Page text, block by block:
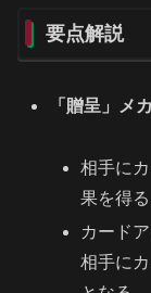
要点解説
「贈呈」メ
相手に
果を得る
カード
相手に